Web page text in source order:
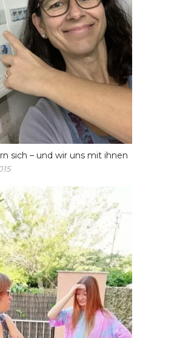
sich – und wir uns mit ihnen